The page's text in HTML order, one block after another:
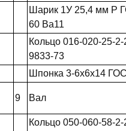
Шарик 1У 25,4 мм Р
60 Ва11
Кольцо 016-020-25-
9833-73
Шпонка 3-6x6x14
9 Вал
Кольцо 050-060-58-